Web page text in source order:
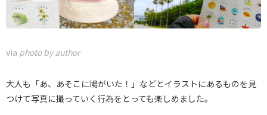
via photo by author
大人も「あ、あそこに鳩がいた！」などとイラストにあるものを見
つけて写真に撮っていく行為をとっても楽しめました。